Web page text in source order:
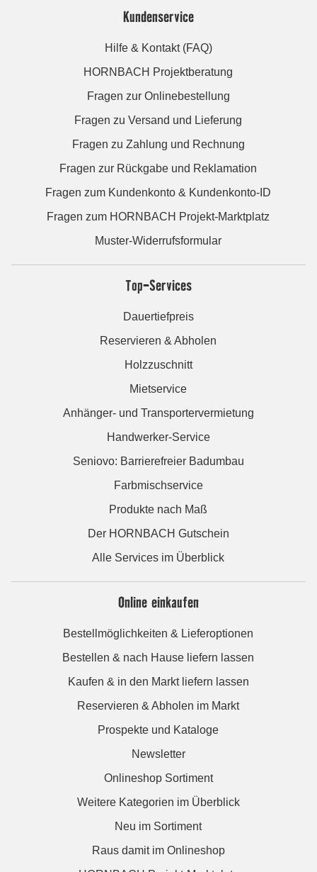
Kundenservice
Hilfe & Kontakt (FAQ)
HORNBACH Projektberatung
Fragen zur Onlinebestellung
Fragen zu Versand und Lieferung
Fragen zu Zahlung und Rechnung
Fragen zur Rückgabe und Reklamation
Fragen zum Kundenkonto & Kundenkonto-ID
Fragen zum HORNBACH Projekt-Marktplatz
Muster-Widerrufsformular
Top-Services
Dauertiefpreis
Reservieren & Abholen
Holzzuschnitt
Mietservice
Anhänger- und Transportervermietung
Handwerker-Service
Seniovo: Barrierefreier Badumbau
Farbmischservice
Produkte nach Maß
Der HORNBACH Gutschein
Alle Services im Überblick
Online einkaufen
Bestellmöglichkeiten & Lieferoptionen
Bestellen & nach Hause liefern lassen
Kaufen & in den Markt liefern lassen
Reservieren & Abholen im Markt
Prospekte und Kataloge
Newsletter
Onlineshop Sortiment
Weitere Kategorien im Überblick
Neu im Sortiment
Raus damit im Onlineshop